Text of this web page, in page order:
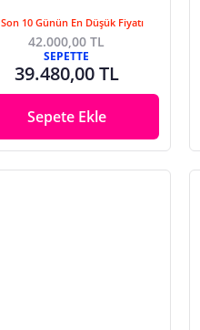
Son 10 Günün En Düşük Fiyatı
42.000,00 TL
SEPETTE
39.480,00 TL
Sepete Ekle